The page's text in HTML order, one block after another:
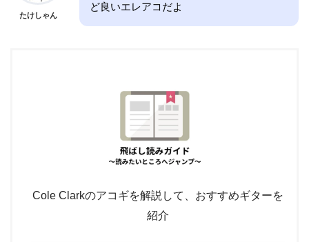
たけしゃん
ど良いエレアコだよ
Cole Clarkのアコギを解説して、おすすめギターを
紹介